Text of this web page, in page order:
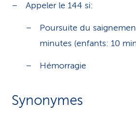
Appeler le 144 si:
Poursuite du
minutes (enfants: 10
Hémorragie
Synonymes